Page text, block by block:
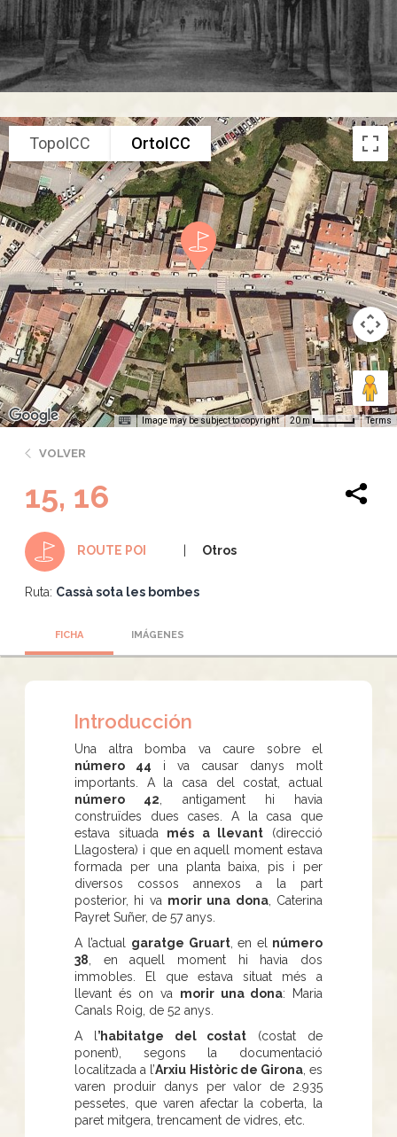
TopoICC OrtoICC
Image may be subject to copyright 20 m Terms
VOLVER
15, 16
ROUTE POI Otros
Ruta: Cassà sota les bombes
FICHA IMÁGENES
Introducción
Una altra bomba va caure sobre el
número 44 i va causar danys molt
importants. A la casa del costat, actual
número 42 , antigament hi havia
construïdes dues cases. A la casa que
estava situada més a llevant (direcció
Llagostera) i que en aquell moment estava
formada per una planta baixa, pis i per
diversos cossos annexos a la part
posterior, hi va morir una dona, Caterina
Payret Suñer, de 57 anys.
A l’actual garatge Gruart, en el
número
38 , en aquell moment hi havia dos
immobles. El que estava situat més a
llevant és on va morir una dona: Maria
Canals Roig, de 52 anys.
A l ’habitatge del costat (costat de
ponent), segons la documentació
localitzada a l’Arxiu Històric de Girona, es
varen produir danys per valor de 2.935
pessetes, que varen afectar la coberta, la
paret mitgera, trencament de vidres, etc.